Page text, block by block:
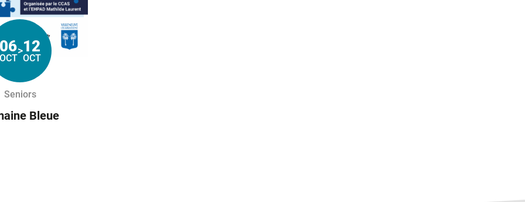
Du
06>
au
12
OCT
Seniors
Bleue